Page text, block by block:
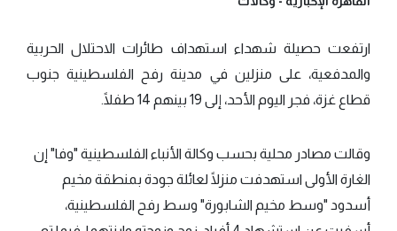
ارتفعت حصيلة شهداء استهداف طائرات الاحتلال الحربية
والمدفعية، على منزلين في مدينة رفح الفلسطينية جنوب
قطاع غزة، فجر اليوم الأحد، إلى 19 بينهم 14 طفلًا.
وقالت مصادر محلية بحسب وكالة الأنباء الفلسطينية "وفا" إن
الغارة الأولى استهدفت منزلًا لعائلة جودة بمنطقة مخيم
أسدود "وسط مخيم الشابورة" وسط رفح الفلسطينية،